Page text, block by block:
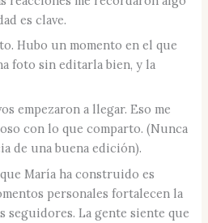
es clave.
Hubo un momento en el que
foto sin editarla bien, y la
empezaron a llegar. Eso me
con lo que comparto. (Nunca
de una buena edición).
María ha construido es
personales fortalecen la
seguidores. La gente siente que